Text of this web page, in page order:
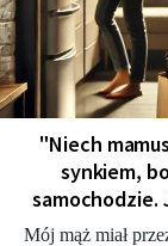
"Niech
synkiem,
samochodzie.
Mój mąż miał